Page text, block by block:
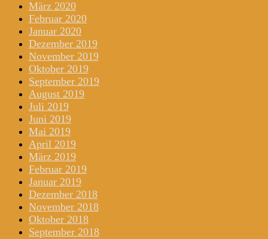
März 2020
Februar 2020
Januar 2020
Dezember 2019
November 2019
Oktober 2019
September 2019
August 2019
Juli 2019
Juni 2019
Mai 2019
April 2019
März 2019
Februar 2019
Januar 2019
Dezember 2018
November 2018
Oktober 2018
September 2018